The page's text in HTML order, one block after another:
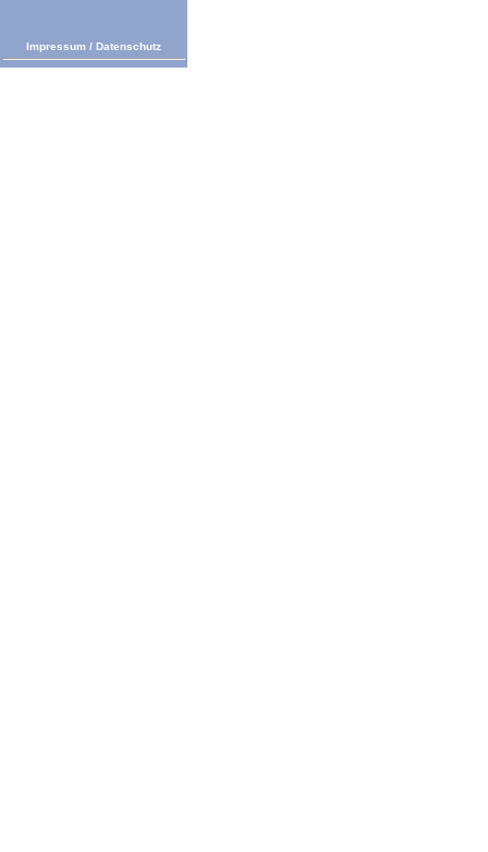
Impressum / Datenschutz